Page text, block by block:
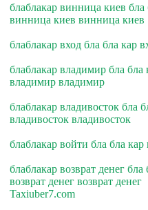
блаблакар винница киев
винница киев винница киев
блаблакар вход бла бла кар
блаблакар владимир бла
владимир владимир
блаблакар владивосток бла
владивосток владивосток
блаблакар войти бла бла
блаблакар возврат денег
возврат денег возврат денег
Taxiuber7.com